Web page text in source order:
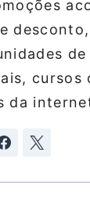
de
cursos
da